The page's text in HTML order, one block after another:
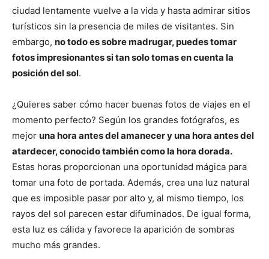
ciudad lentamente vuelve a la vida y hasta admirar sitios
turísticos sin la presencia de miles de visitantes. Sin
embargo, no todo es sobre madrugar, puedes tomar
fotos impresionantes si tan solo tomas en cuenta la
posición del sol.
¿Quieres saber cómo hacer buenas fotos de viajes en el
momento perfecto? Según los grandes fotógrafos, es
mejor una hora antes del amanecer y una hora antes del
atardecer, conocido también como la hora dorada.
Estas horas proporcionan una oportunidad mágica para
tomar una foto de portada. Además, crea una luz natural
que es imposible pasar por alto y, al mismo tiempo, los
rayos del sol parecen estar difuminados. De igual forma,
esta luz es cálida y favorece la aparición de sombras
mucho más grandes.